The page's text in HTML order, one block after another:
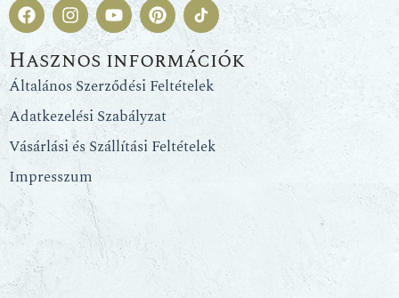
Hasznos információk
Általános Szerződési Feltételek
Adatkezelési Szabályzat
Vásárlási és Szállítási Feltételek
Impresszum